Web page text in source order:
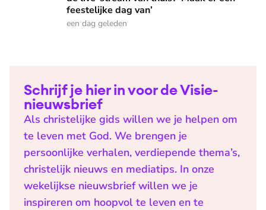
feestelijke dag van’
een dag geleden
Schrijf je hier in voor de Visie-
nieuwsbrief
Als christelijke gids willen we je helpen om
te leven met God. We brengen je
persoonlijke verhalen, verdiepende thema’s,
christelijk nieuws en mediatips. In onze
wekelijkse nieuwsbrief willen we je
inspireren om hoopvol te leven en te